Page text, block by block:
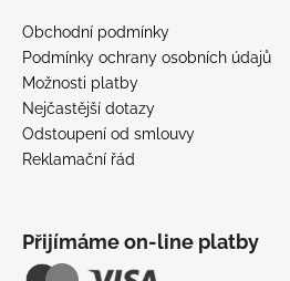
Obchodní podmínky
Podmínky ochrany osobních údajů
Možnosti platby
Nejčastější dotazy
Odstoupení od smlouvy
Reklamační řád
Přijímáme on-line platby